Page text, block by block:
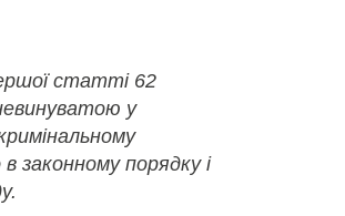
статті 62
у
законному порядку і